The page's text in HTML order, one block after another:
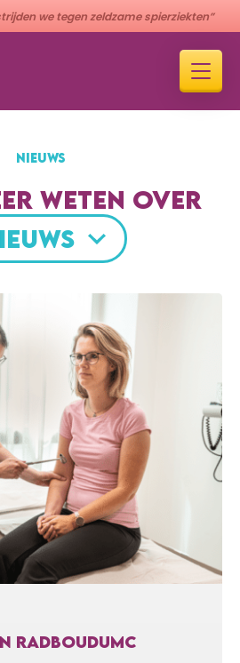
we tegen zeldzame spierziekten”
NIEUWS
WETEN OVER
RADBOUDUMC